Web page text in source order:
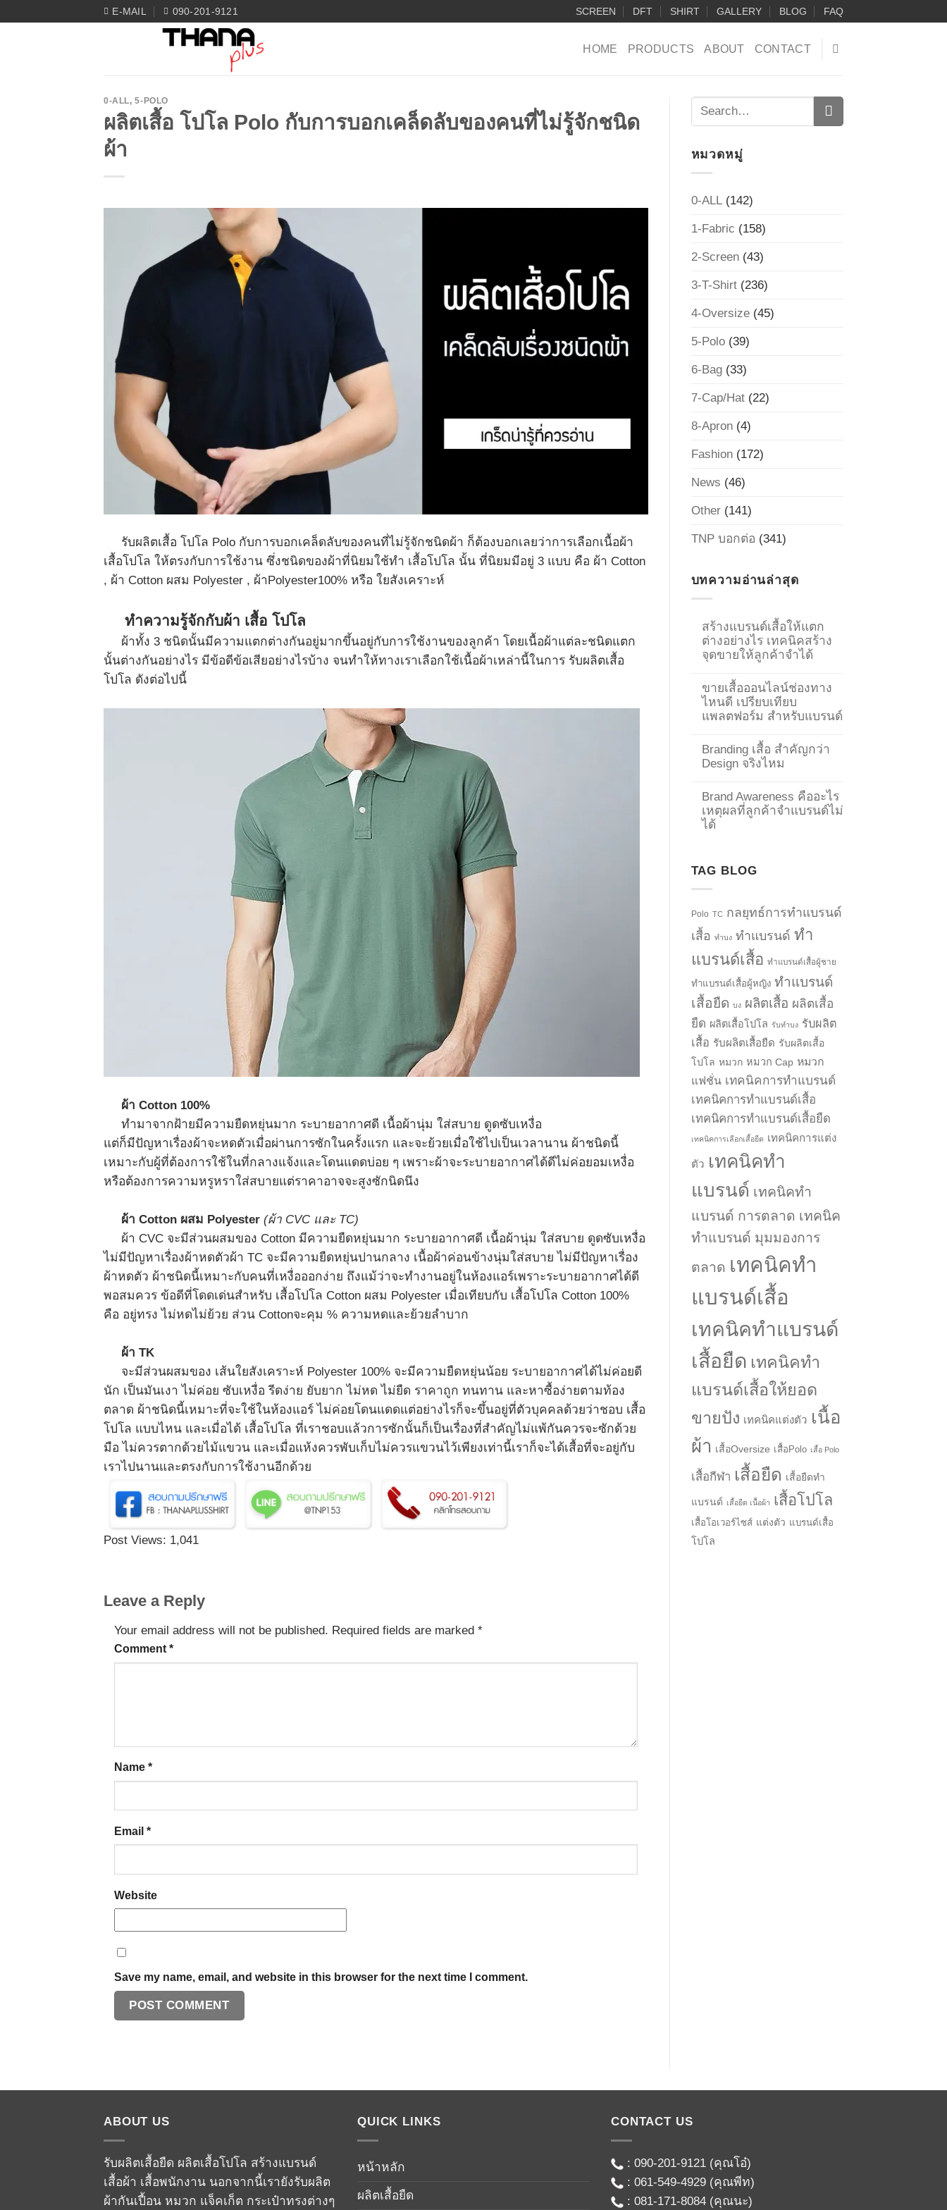
E-MAIL 090-201-9121 SCREEN DFT SHIRT GALLERY BLOG FAQ
HOME PRODUCTS ABOUT CONTACT
0-ALL,5-POLO
ผลิตเสื้อ โปโล Polo กับการบอกเคล็ดลับของคนที่ไม่รู้จักชนิด
ผ้า
รับผลิตเสื้อ โปโล Polo กับการบอกเคล็ดลับของคนที่ไม่รู้จักชนิดผ้า ก็ต้องบอกเลยว่าการเลือกเนื้อผ้า
เสื้อโปโล ให้ตรงกับการใช้งาน ซึ่งชนิดของผ้าที่นิยมใช้ทำ เสื้อโปโล นั้น ที่นิยมมีอยู่ 3 แบบ คือ ผ้า Cotton
, ผ้า Cotton ผสม Polyester , ผ้าPolyester100% หรือ ใยสังเคราะห์
ทำความรู้จักกับผ้า เสื้อ โปโล
ผ้าทั้ง 3 ชนิดนั้นมีความแตกต่างกันอยู่มากขึ้นอยู่กับการใช้งานของลูกค้า โดยเนื้อผ้าแต่ละชนิดแตก
นั้นต่างกันอย่างไร มีข้อดีข้อเสียอย่างไรบ้าง จนทำให้ทางเราเลือกใช้เนื้อผ้าเหล่านี้ในการ รับผลิตเสื้อ
โปโล ดังต่อไปนี้
ผ้า Cotton 100%
ทำมาจากฝ้ายมีความยืดหยุ่นมาก ระบายอากาศดี เนื้อผ้านุ่ม ใส่สบาย ดูดซับเหงื่อ
แต่ก็มีปัญหาเรื่องผ้าจะหดตัวเมื่อผ่านการซักในครั้งแรก และจะย้วยเมื่อใช้ไปเป็นเวลานาน ผ้าชนิดนี้
เหมาะกับผู้ที่ต้องการใช้ในที่กลางแจ้งและโดนแดดบ่อย ๆ เพราะผ้าจะระบายอากาศได้ดีไม่ค่อยอมเหงื่อ
หรือต้องการความหรูหราใส่สบายแต่ราคาอาจจะสูงซักนิดนึง
ผ้า Cotton ผสม Polyester (ผ้า CVC และ TC)
ผ้า CVC จะมีส่วนผสมของ Cotton มีความยืดหยุ่นมาก ระบายอากาศดี เนื้อผ้านุ่ม ใส่สบาย ดูดซับเหงื่อ
ไม่มีปัญหาเรื่องผ้าหดตัวผ้า TC จะมีความยืดหยุ่นปานกลาง เนื้อผ้าค่อนข้างนุ่มใส่สบาย ไม่มีปัญหาเรื่อง
ผ้าหดตัว ผ้าชนิดนี้เหมาะกับคนที่เหงื่อออกง่าย ถึงแม้ว่าจะทำงานอยู่ในห้องแอร์เพราะระบายอากาศได้ดี
พอสมควร ข้อดีที่โดดเด่นสำหรับ เสื้อโปโล Cotton ผสม Polyester เมื่อเทียบกับ เสื้อโปโล Cotton 100%
คือ อยู่ทรง ไม่หดไม่ย้วย ส่วน Cottonจะคุม % ความหดและย้วยลำบาก
ผ้า TK
จะมีส่วนผสมของ เส้นใยสังเคราะห์ Polyester 100% จะมีความยืดหยุ่นน้อย ระบายอากาศได้ไม่ค่อยดี
นัก เป็นมันเงา ไม่ค่อย ซับเหงื่อ รีดง่าย ยับยาก ไม่หด ไม่ยืด ราคาถูก ทนทาน และหาซื้อง่ายตามท้อง
ตลาด ผ้าชนิดนี้เหมาะที่จะใช้ในห้องแอร์ ไม่ค่อยโดนแดดแต่อย่างไรก็จะขึ้นอยู่ที่ตัวบุคคลด้วยว่าชอบ เสื้อ
โปโล แบบไหน และเมื่อได้ เสื้อโปโล ที่เราชอบแล้วการซักนั้นก็เป็นเรื่องที่สำคัญไม่แพ้กันควรจะซักด้วย
มือ ไม่ควรตากด้วยไม้แขวน และเมื่อแห้งควรพับเก็บไม่ควรแขวนไว้เพียงเท่านี้เราก็จะได้เสื้อที่จะอยู่กับ
เราไปนานและตรงกับการใช้งานอีกด้วย
Post Views: 1,041
Leave a Reply
Your email address will not be published. Required fields are marked *
Comment *
Name *
Email *
Website
Save my name, email, and website in this browser for the next time I comment.
หมวดหมู่
0-ALL(142)
1-Fabric (158)
2-Screen(43)
3-T-Shirt(236)
4-Oversize(45)
5-Polo(39)
6-Bag(33)
7-Cap/Hat(22)
8-Apron(4)
Fashion(172)
News (46)
Other(141)
TNP บอกต่อ (341)
บทความอ่านล่าสุด
สร้างแบรนด์เสื้อให้แตก
ต่างอย่างไร เทคนิคสร้าง
จุดขายให้ลูกค้าจำได้
ขายเสื้อออนไลน์ช่องทาง
ไหนดี เปรียบเทียบ
แพลตฟอร์ม สำหรับแบรนด์
Branding เสื้อ สำคัญกว่า
Design จริงไหม
Brand Awareness คืออะไร
เหตุผลที่ลูกค้าจำแบรนด์ไม่
ได้
TAG BLOG
Polo TC กลยุทธ์การทำแบรนด์
เสื้อ ทำบง ทำแบรนด์ ทำ
แบรนด์เสื้อ ทำแบรนด์เสื้อผู้ชาย
ทำแบรนด์เสื้อผู้หญิง ทำแบรนด์
เสื้อยืด บง ผลิตเสื้อ ผลิตเสื้อ
ยืด ผลิตเสื้อโปโล รับทำบง รับผลิต
เสื้อ รับผลิตเสื้อยืด รับผลิตเสื้อ
โปโล หมวก หมวก Cap หมวก
แฟชั่น เทคนิคการทำแบรนด์
เทคนิคการทำแบรนด์เสื้อ
เทคนิคการทำแบรนด์เสื้อยืด
เทคนิคการเลือกเสื้อยืด เทคนิคการแต่ง
ตัว เทคนิคทำ
แบรนด์ เทคนิคทำ
แบรนด์ การตลาด เทคนิค
ทำแบรนด์ มุมมองการ
ตลาด เทคนิคทำ
แบรนด์เสื้อ
เทคนิคทำแบรนด์
เสื้อยืด เทคนิคทำ
แบรนด์เสื้อให้ยอด
ขายปัง เทคนิคแต่งตัว เนื้อ
ผ้า เสื้อOversize เสื้อPolo เสื้อ Polo
เสื้อกีฬา เสื้อยืด เสื้อยืดทำ
แบรนด์ เสื้อยืด เนื้อผ้า เสื้อโปโล
เสื้อโอเวอร์ไซส์ แต่งตัว แบรนด์เสื้อ
โปโล
ABOUT US
รับผลิตเสื้อยืด ผลิตเสื้อโปโล สร้างแบรนด์
เสื้อผ้า เสื้อพนักงาน นอกจากนี้เรายังรับผลิต
ผ้ากันเปื้อน หมวก แจ็คเก็ต กระเป๋าทรงต่างๆ
QUICK LINKS
หน้าหลัก
ผลิตเสื้อยืด
CONTACT US
: 090-201-9121(คุณโอ๋)
: 061-549-4929(คุณพีท)
: 081-171-8084(คุณนะ)